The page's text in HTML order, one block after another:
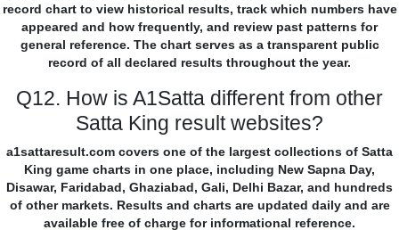
record chart to view historical results, track which numbers have
appeared and how frequently, and review past patterns for
general reference. The chart serves as a transparent public
record of all declared results throughout the year.
Q12. How is A1Satta different from other
Satta King result websites?
a1sattaresult.com covers one of the largest collections of Satta
King game charts in one place, including New Sapna Day,
Disawar, Faridabad, Ghaziabad, Gali, Delhi Bazar, and hundreds
of other markets. Results and charts are updated daily and are
available free of charge for informational reference.